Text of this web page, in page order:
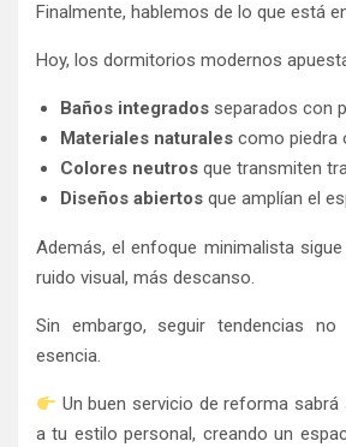
Finalmente, hablemos de lo que está
Hoy, los dormitorios modernos
Baños integrados separados con
Materiales naturales como piedra
Colores neutros que transmiten
Diseños abiertos que amplían el
Además, el enfoque minimalista
ruido visual, más descanso.
Sin embargo, seguir tendencias
esencia.
Un buen servicio de reforma sabrá
a tu estilo personal, creando un